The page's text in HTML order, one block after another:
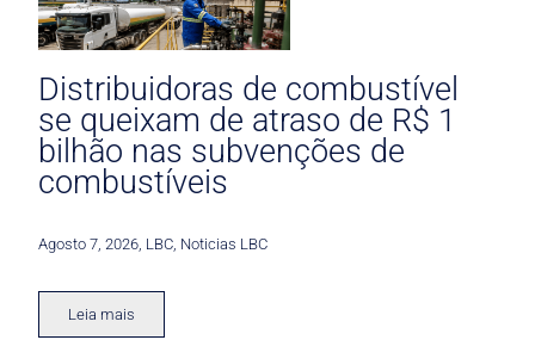
Distribuidoras de combustível
se queixam de atraso de R$ 1
bilhão nas subvenções de
combustíveis
Agosto 7, 2026 LBC Noticias LBC
Leia mais